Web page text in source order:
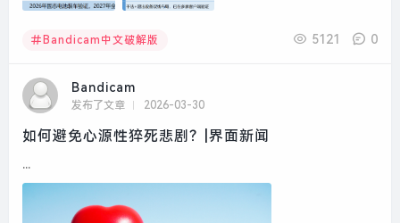
Bandicam中文破解版 5121 0
Bandicam
发布了文章 2026-03-30
如何避免心源性猝死悲剧？|界面新闻
...